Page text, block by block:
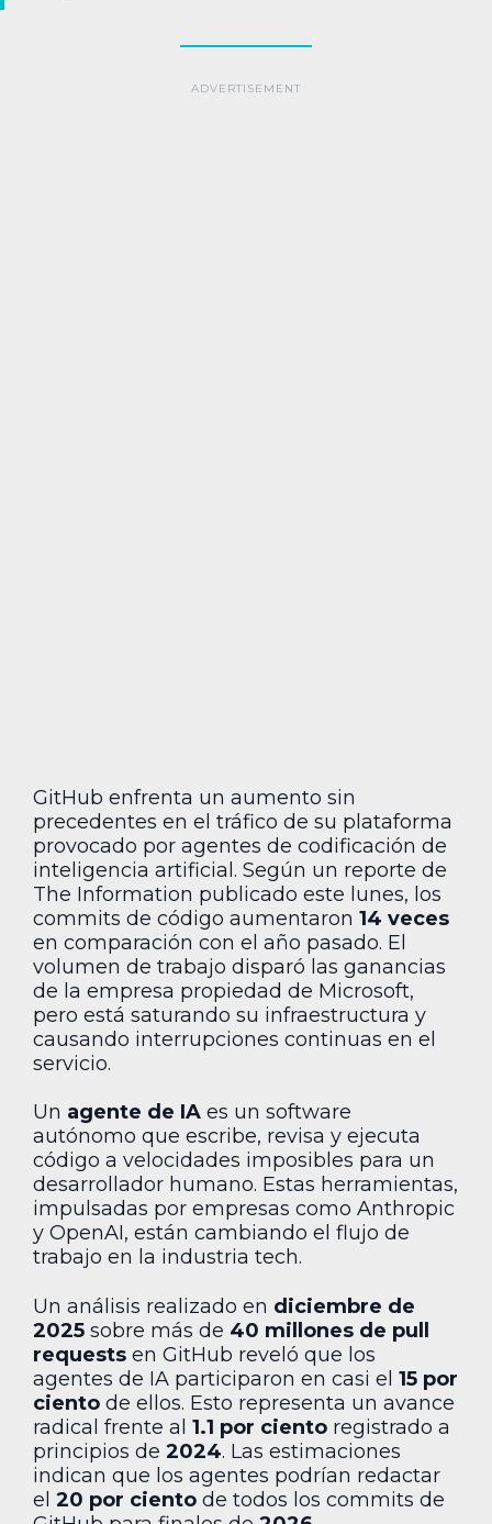
GitHub enfrenta un aumento sin
precedentes en el tráfico de su plataforma
provocado por agentes de codificación de
inteligencia artificial. Según un reporte de
The Information publicado este lunes, los
commits de código aumentaron 14 veces
en comparación con el año pasado. El
volumen de trabajo disparó las ganancias
de la empresa propiedad de Microsoft,
pero está saturando su infraestructura y
causando interrupciones continuas en el
servicio.
Un agente de IA es un software
autónomo que escribe, revisa y ejecuta
código a velocidades imposibles para un
desarrollador humano. Estas herramientas,
impulsadas por empresas como Anthropic
y OpenAI, están cambiando el flujo de
trabajo en la industria tech.
Un análisis realizado en diciembre de
2025 sobre más de 40 millones de pull
requests en GitHub reveló que los
agentes de IA participaron en casi el 15 por
ciento de ellos. Esto representa un avance
radical frente al 1.1 por ciento registrado a
principios de 2024. Las estimaciones
indican que los agentes podrían redactar
el 20 por ciento de todos los commits de